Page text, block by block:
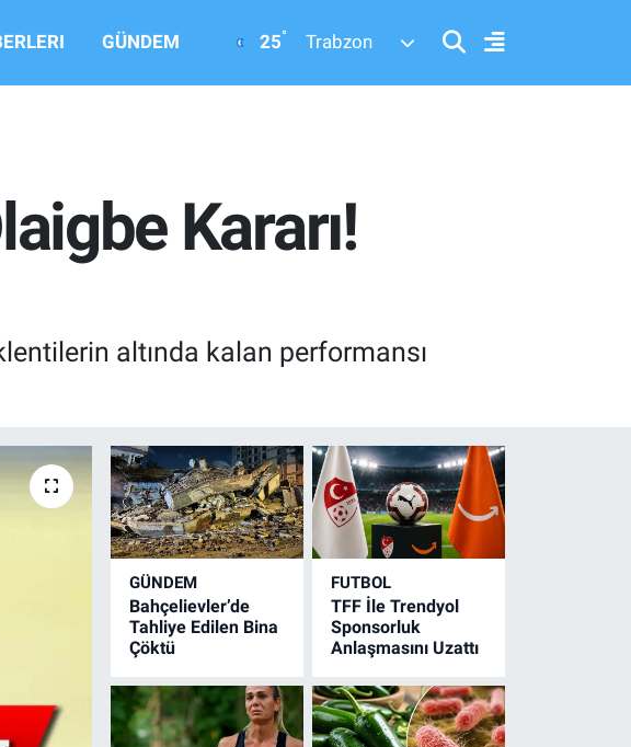
GÜNDEM 25° Trabzon
Kararı!
altında kalan performansı
GÜNDEM
Bahçelievler’de
Tahliye Edilen Bina
Çöktü
FUTBOL
TFF İle Trendyol
Sponsorluk
Anlaşmasını Uzattı